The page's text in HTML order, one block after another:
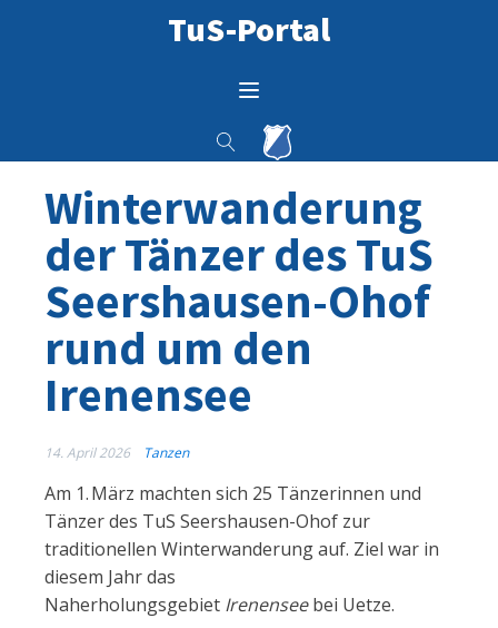
TuS-Portal
Winterwanderung
der Tänzer des TuS
Seershausen-Ohof
rund um den
Irenensee
14. April 2026 Tanzen
Am 1. März machten sich 25 Tänzerinnen und
Tänzer des TuS Seershausen-Ohof zur
traditionellen Winterwanderung auf. Ziel war in
diesem Jahr das
Naherholungsgebiet Irenenseebei Uetze.